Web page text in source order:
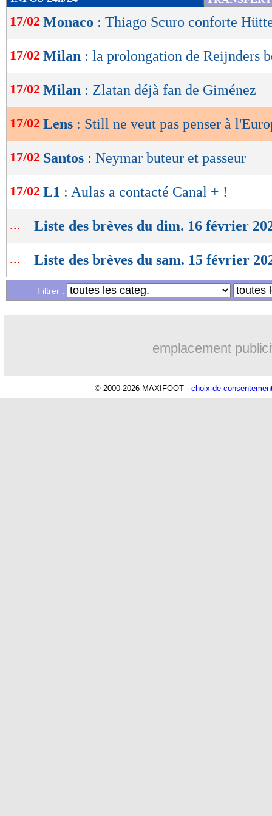
de
lecture
OK
17/02 Monaco : Thiago Scuro conforte
17/02 Milan : la prolongation de Reijnders
17/02 Milan : Zlatan déjà fan de Giménez
17/02 Lens : Still ne veut pas penser à
17/02 Santos : Neymar buteur et passeur
17/02 L1 : Aulas a contacté Canal + !
... Liste des brèves du dim. 16 février
... Liste des brèves du sam. 15 février
Filtrer :
emplacement
- © 2000-2026 MAXIFOOT - choix de